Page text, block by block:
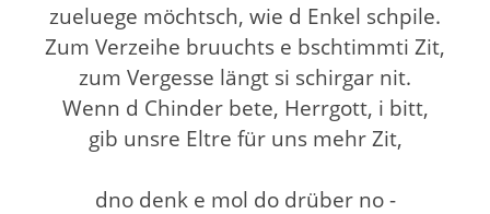
zueluege möchtsch, wie d Enkel schpile.
Zum Verzeihe bruuchts e bschtimmti Zit,
zum Vergesse längt si schirgar nit.
Wenn d Chinder bete, Herrgott, i bitt,
gib unsre Eltre für uns mehr Zit,
dno denk e mol do drüber no -